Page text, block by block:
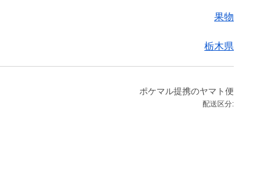
果物
栃木県
ポケマル提携のヤマト便
配送区分: